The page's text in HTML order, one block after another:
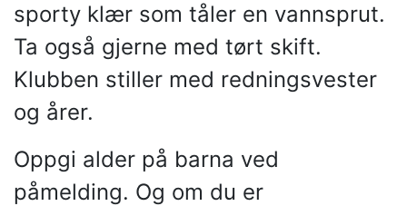
sporty klær som tåler en vannsprut.
Ta også gjerne med tørt skift.
Klubben stiller med redningsvester
og årer.
Oppgi alder på barna ved
påmelding. Og om du er